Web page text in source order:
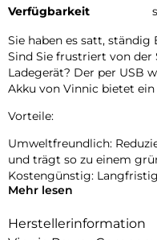
Verfügbarkeit
Sie haben es satt, ständig
Sind Sie frustriert von
Ladegerät? Der per USB
Akku von Vinnic bietet
Vorteile:
Umweltfreundlich:
und trägt so zu einem
Kostengünstig:
häufigen Kauf von
speziellen Ladegeräte
Mehr lesen
Herstellerinformation